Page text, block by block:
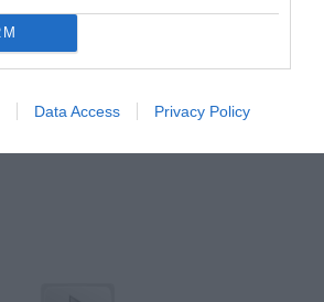
Data Access Privacy Policy